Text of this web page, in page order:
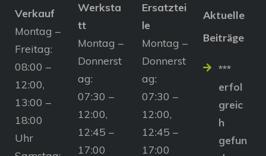
Verkauf
Montag –
Freitag:
08:00 –
12:00,
13:00 –
18:00
Uhr
Werksta
tt
Montag –
Donnerst
ag:
07:30 –
12:00,
12:45 –
17:00
Ersatztei
le
Montag –
Donnerst
ag:
07:30 –
12:00,
12:45 –
17:00
Aktuelle
Beiträge
***
erfol
greic
h
gefun